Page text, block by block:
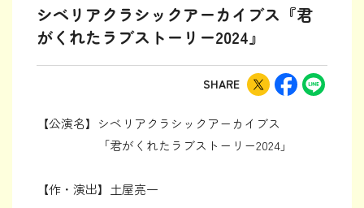
シベリアクラシックアーカイブス『君
がくれたラブストーリー2024』
SHARE
【公演名】シベリアクラシックアーカイブス
「君がくれたラブストーリー2024」
【作・演出】土屋亮一